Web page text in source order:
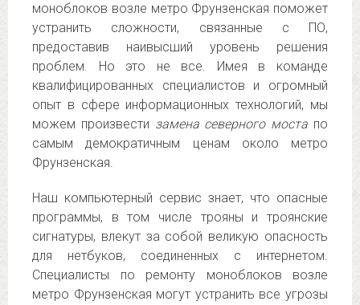
моноблоков возле метро Фрунзенская поможет
устранить сложности, связанные с ПО,
предоставив наивысший уровень решения
проблем. Но это не все. Имея в команде
квалифицированных специалистов и огромный
опыт в сфере информационных технологий, мы
можем произвести замена северного моста по
самым демократичным ценам около метро
Фрунзенская.
Наш компьютерный сервис знает, что опасные
программы, в том числе трояны и троянские
сигнатуры, влекут за собой великую опасность
для нетбуков, соединенных с интернетом.
Специалисты по ремонту моноблоков возле
метро Фрунзенская могут устранить все угрозы